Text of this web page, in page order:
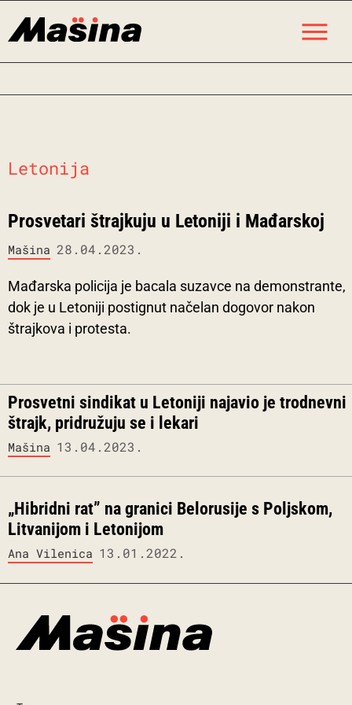
Letonija
Prosvetari štrajkuju u Letoniji i Mađarskoj
Mašina 28.04.2023.
Mađarska policija je bacala suzavce na demonstrante,
dok je u Letoniji postignut načelan dogovor nakon
štrajkova i protesta.
Prosvetni sindikat u Letoniji najavio je trodnevni
štrajk, pridružuju se i lekari
Mašina 13.04.2023.
„Hibridni rat” na granici Belorusije s Poljskom,
Litvanijom i Letonijom
Ana Vilenica 13.01.2022.